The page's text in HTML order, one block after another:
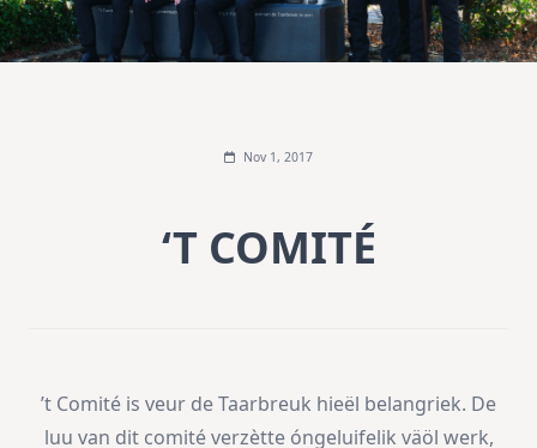
Nov 1, 2017
‘T COMITÉ
’t Comité is veur de Taarbreuk hieël belangriek. De
luu van dit comité verzètte óngeluifelik väöl werk,